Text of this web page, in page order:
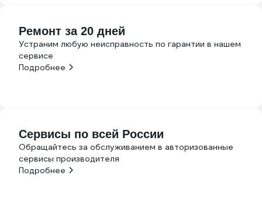
Ремонт за 20 дней
Устраним любую неисправность по гарантии в нашем
сервисе
Подробнее
Сервисы по всей России
Обращайтесь за обслуживанием в авторизованные
сервисы производителя
Подробнее